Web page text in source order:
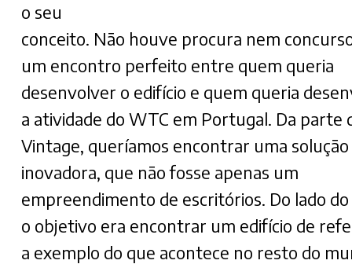
o seu
conceito. Não houve procura nem
um encontro perfeito entre quem queria
desenvolver o edifício e quem queria
a atividade do WTC em Portugal. Da parte
Vintage, queríamos encontrar uma solução
inovadora, que não fosse apenas um
empreendimento de escritórios. Do lado
o objetivo era encontrar um edifício de
a exemplo do que acontece no resto do